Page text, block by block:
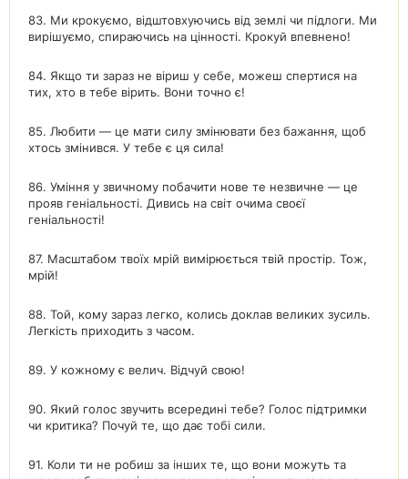
83. Ми крокуємо, відштовхуючись від землі чи підлоги. Ми
вирішуємо, спираючись на цінності. Крокуй впевнено!
84. Якщо ти зараз не віриш у себе, можеш спертися на
тих, хто в тебе вірить. Вони точно є!
85. Любити — це мати силу змінювати без бажання, щоб
хтось змінився. У тебе є ця сила!
86. Уміння у звичному побачити нове те незвичне — це
прояв геніальності. Дивись на світ очима своєї
геніальності!
87. Масштабом твоїх мрій вимірюється твій простір. Тож,
мрій!
88. Той, кому зараз легко, колись доклав великих зусиль.
Легкість приходить з часом.
89. У кожному є велич. Відчуй свою!
90. Який голос звучить всередині тебе? Голос підтримки
чи критика? Почуй те, що дає тобі сили.
91. Коли ти не робиш за інших те, що вони можуть та